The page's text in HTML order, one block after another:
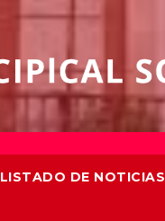
LISTADO DE NOTICIAS